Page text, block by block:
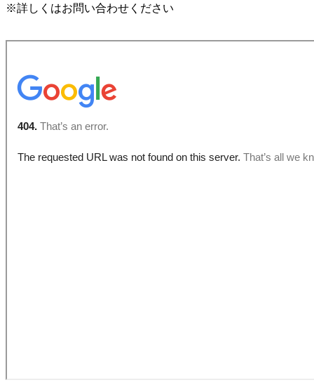
※詳しくはお問い合わせください